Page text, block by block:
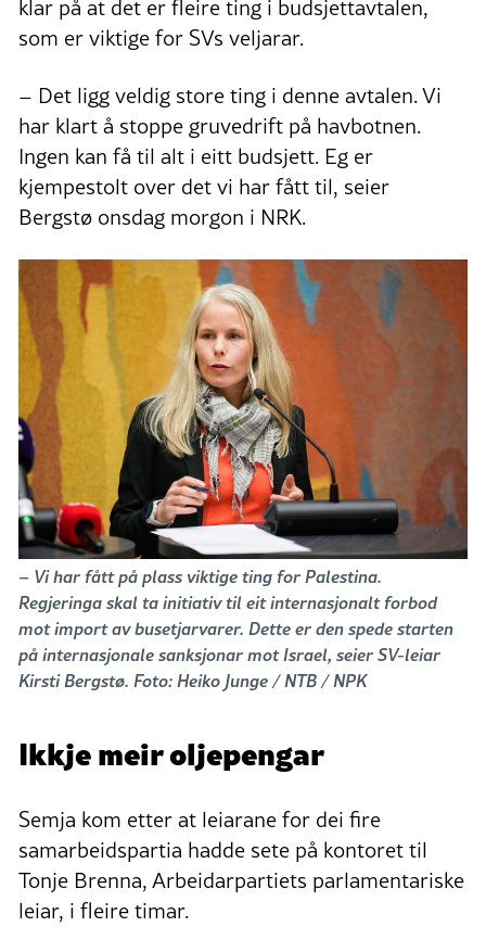
klar på at det er fleire ting i budsjettavtalen,
som er viktige for SVs veljarar.
– Det ligg veldig store ting i denne avtalen. Vi
har klart å stoppe gruvedrift på havbotnen.
Ingen kan få til alt i eitt budsjett. Eg er
kjempestolt over det vi har fått til, seier
Bergstø onsdag morgon i NRK.
– Vi har fått på plass viktige ting for Palestina.
Regjeringa skal ta initiativ til eit internasjonalt forbod
mot import av busetjarvarer. Dette er den spede starten
på internasjonale sanksjonar mot Israel, seier SV-leiar
Kirsti Bergstø. Foto: Heiko Junge / NTB / NPK
Ikkje meir oljepengar
Semja kom etter at leiarane for dei fire
samarbeidspartia hadde sete på kontoret til
Tonje Brenna, Arbeidarpartiets parlamentariske
leiar, i fleire timar.